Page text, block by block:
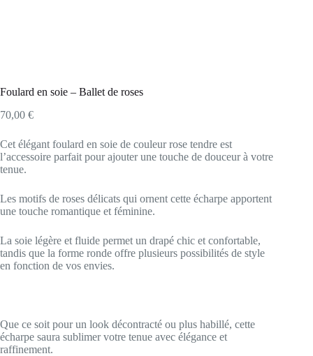
Foulard en soie – Ballet de roses
70,00 €
Cet élégant foulard en soie de couleur rose tendre est
l’accessoire parfait pour ajouter une touche de douceur à votre
tenue.
Les motifs de roses délicats qui ornent cette écharpe apportent
une touche romantique et féminine.
La soie légère et fluide permet un drapé chic et confortable,
tandis que la forme ronde offre plusieurs possibilités de style
en fonction de vos envies.
Que ce soit pour un look décontracté ou plus habillé, cette
écharpe saura sublimer votre tenue avec élégance et
raffinement.